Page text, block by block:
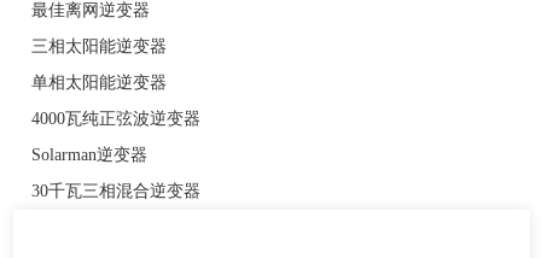
最佳离网逆变器
三相太阳能逆变器
单相太阳能逆变器
4000瓦纯正弦波逆变器
Solarman逆变器
30千瓦三相混合逆变器